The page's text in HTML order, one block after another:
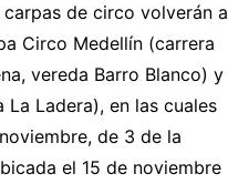
de circo volverán a
Circo Medellín (carrera
vereda Barro Blanco) y
Ladera), en las cuales
de 3 de la
el 15 de noviembre